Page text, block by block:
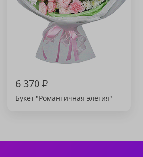
6 370₽
Букет "Романтичная элегия"